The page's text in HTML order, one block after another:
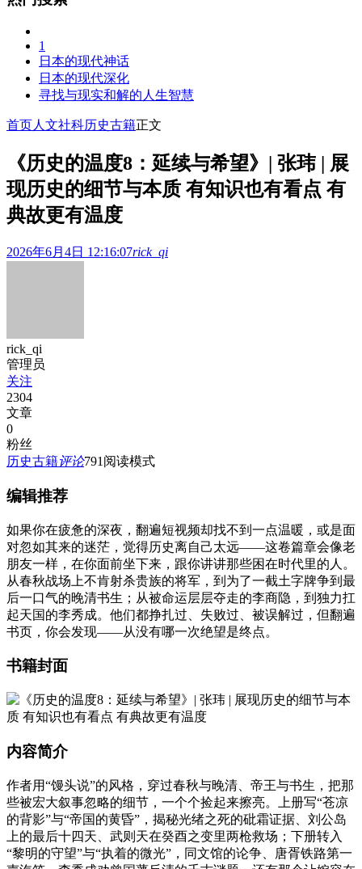
1
日本的现代神话
日本的现代深化
寻找与现实和解的人生智慧
首页人文社科历史古籍正文
《历史的温度8：延续与希望》| 张玮 | 展
现历史的细节与本质 有知识也有看点 有
典故更有温度
2026年6月4日 12:16:07rick_qi
rick_qi
管理员
关注
2304
文章
0
粉丝
历史古籍评论791 阅读模式
编辑推荐
如果你在疲惫的深夜，翻遍短视频却找不到一点温暖，或是面
对忽如其来的迷茫，觉得历史离自己太远——这卷篇章会像老
朋友一样，在你面前坐下来，跟你讲讲那些困在时代里的人。
从春秋战场上不肯射杀贵族的将军，到为了一截土字牌争到最
后一口气的晚清书生；从被命运层层夺走的李商隐，到独力扛
起天国的李秀成。他们都挣扎过、失败过、被误解过，但翻遍
书页，你会发现——从没有哪一次绝望是终点。
书籍封面
内容简介
作者用“馒头说”的风格，穿过春秋与晚清、帝王与书生，把那
些被宏大叙事忽略的细节，一个个捡起来擦亮。上册写“苍凉
的背影”与“帝国的黄昏”，揭秘光绪之死的砒霜证据、刘公岛
上的最后十四天、武则天在癸酉之变里两枪救场；下册转入
“黎明的守望”与“执着的微光”，同文馆的论争、唐胥铁路第一